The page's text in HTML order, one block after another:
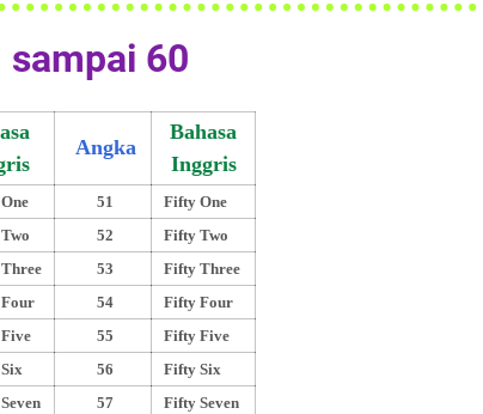
sampai 60
Angka
Bahasa
Inggris
51
Fifty One
52
Fifty Two
53
Fifty Three
54
Fifty Four
55
Fifty Five
56
Fifty Six
57
Fifty Seven